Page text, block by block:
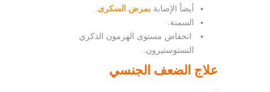
أيضاً الإصابة بمرض السكرى
السمنة.
انخفاض مستوى الهرمون الذكري
التستوستيرون.
علاج الضعف الجنسي